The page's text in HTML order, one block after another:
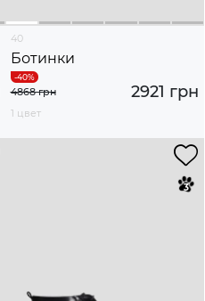
40
Ботинки
2921 грн
4868 грн
1 цвет